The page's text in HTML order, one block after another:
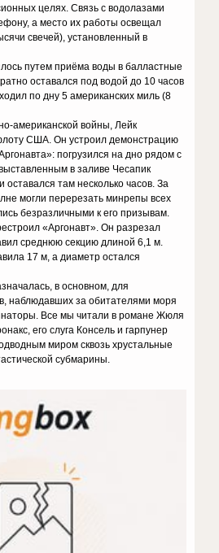
целях. Связь с водолазами
а место их работы освещал
свечей), установленный в
путем приёма воды в балластные
оставался под водой до 10 часов
по дну 5 американских миль (8
американской войны, Лейк
США. Он устроил демонстрацию
погрузился на дно рядом с
в заливе Чесапик
там несколько часов. За
могли перерезать минрепы всех
безразличными к его призывам.
«Аргонавт». Он разрезал
среднюю секцию длиной 6,1 м.
17 м, а диаметр остался
в основном, для
наблюдавших за обитателями моря
Все мы читали в романе Жюля
его слуга Консель и гарпунер
миром сквозь хрустальные
субмарины.